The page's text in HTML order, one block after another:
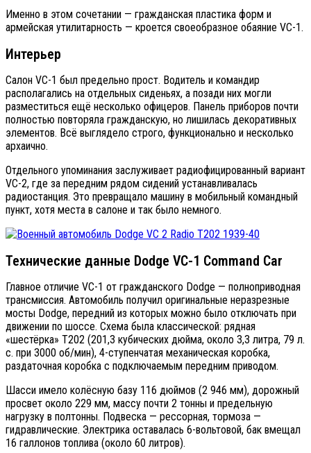
Именно в этом сочетании — гражданская пластика форм и
армейская утилитарность — кроется своеобразное обаяние VC-1.
Интерьер
Салон VC-1 был предельно прост. Водитель и командир
располагались на отдельных сиденьях, а позади них могли
разместиться ещё несколько офицеров. Панель приборов почти
полностью повторяла гражданскую, но лишилась декоративных
элементов. Всё выглядело строго, функционально и несколько
архаично.
Отдельного упоминания заслуживает радиофицированный вариант
VC-2, где за передним рядом сидений устанавливалась
радиостанция. Это превращало машину в мобильный командный
пункт, хотя места в салоне и так было немного.
Технические данные Dodge VC-1 Command Car
Главное отличие VC-1 от гражданского Dodge — полноприводная
трансмиссия. Автомобиль получил оригинальные неразрезные
мосты Dodge, передний из которых можно было отключать при
движении по шоссе. Схема была классической: рядная
«шестёрка» T202 (201,3 кубических дюйма, около 3,3 литра, 79 л.
с. при 3000 об/мин), 4-ступенчатая механическая коробка,
раздаточная коробка с подключаемым передним приводом.
Шасси имело колёсную базу 116 дюймов (2 946 мм), дорожный
просвет около 229 мм, массу почти 2 тонны и предельную
нагрузку в полтонны. Подвеска — рессорная, тормоза —
гидравлические. Электрика оставалась 6-вольтовой, бак вмещал
16 галлонов топлива (около 60 литров).